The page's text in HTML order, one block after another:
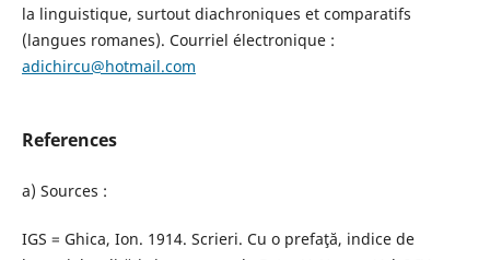
la linguistique, surtout diachroniques et comparatifs
(langues romanes). Courriel électronique :
adichircu@hotmail.com
References
a) Sources :
IGS = Ghica, Ion. 1914. Scrieri. Cu o prefaţă, indice de